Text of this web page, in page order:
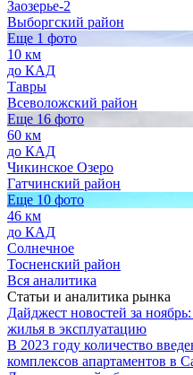
Заозерье-2
Выборгский район
Еще 1 фото
10 км
до КАД
Тавры
Всеволожский район
Еще 16 фото
60 км
до КАД
Чикинское Озеро
Гатчинский район
Еще 10 фото
46 км
до КАД
Солнечное
Тосненский район
Вся аналитика
Статьи и аналитика рынка
Дайджест новостей за
жилья в эксплуатацию
В 2023 году количество
комплексов апартаментов в